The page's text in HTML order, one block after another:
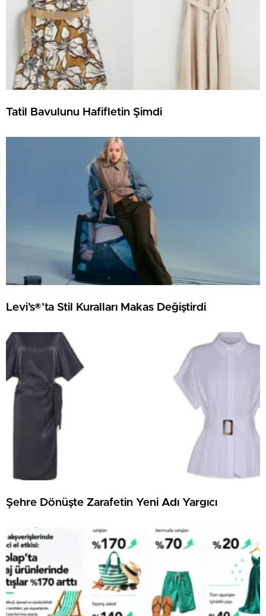
Tatil Bavulunu Hafifletin Şimdi
Levi’s®’ta Stil Kuralları Makas Değiştirdi
Şehre Dönüşte Zarafetin Yeni Adı Yargıcı